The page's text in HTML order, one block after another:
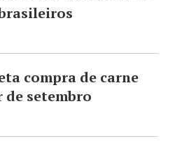
compra de carne
setembro